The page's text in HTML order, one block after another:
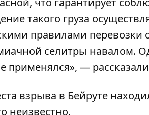
такого груза
правилами перевозки
селитры навалом.
применялся», —
взрыва в Бейруте
неизвестно.